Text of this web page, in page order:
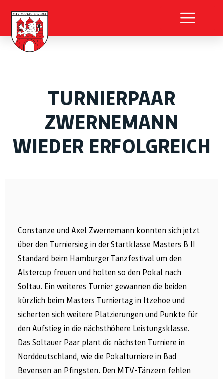
TURNIERPAAR
ZWERNEMANN
WIEDER ERFOLGREICH
Constanze und Axel Zwernemann konnten sich jetzt
über den Turniersieg in der Startklasse Masters B II
Standard beim Hamburger Tanzfestival um den
Alstercup freuen und holten so den Pokal nach
Soltau. Ein weiteres Turnier gewannen die beiden
kürzlich beim Masters Turniertag in Itzehoe und
sicherten sich weitere Platzierungen und Punkte für
den Aufstieg in die nächsthöhere Leistungsklasse.
Das Soltauer Paar plant die nächsten Turniere in
Norddeutschland, wie die Pokalturniere in Bad
Bevensen an Pfingsten. Den MTV-Tänzern fehlen